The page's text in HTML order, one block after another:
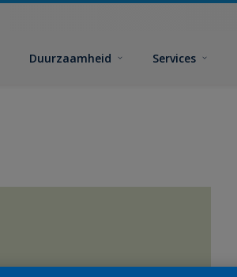
Duurzaamheid Services